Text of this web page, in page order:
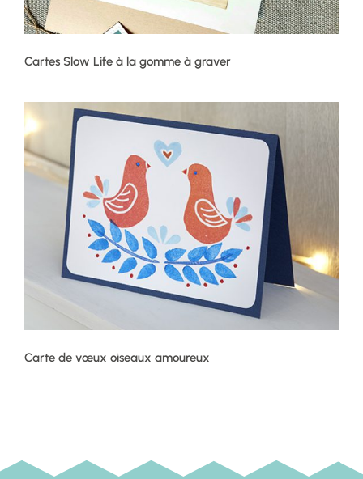
Cartes Slow Life à la gomme à graver
Carte de vœux oiseaux amoureux